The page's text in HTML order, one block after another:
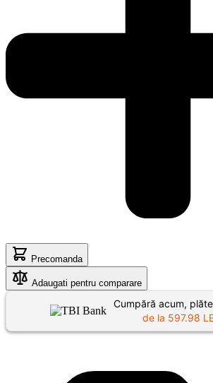
Precomanda
Adaugati pentru comparare
Cumpără acum,
de la 597.98